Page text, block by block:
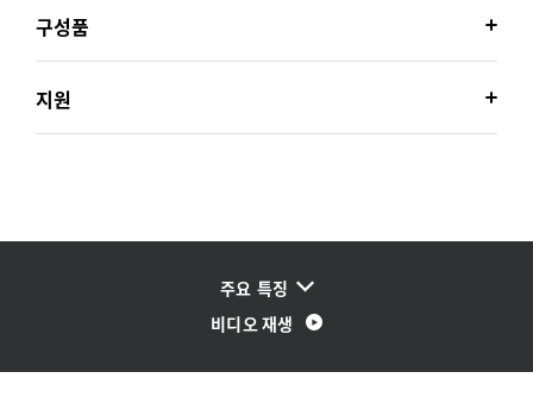
구성품
지원
주요 특징
비디오 재생